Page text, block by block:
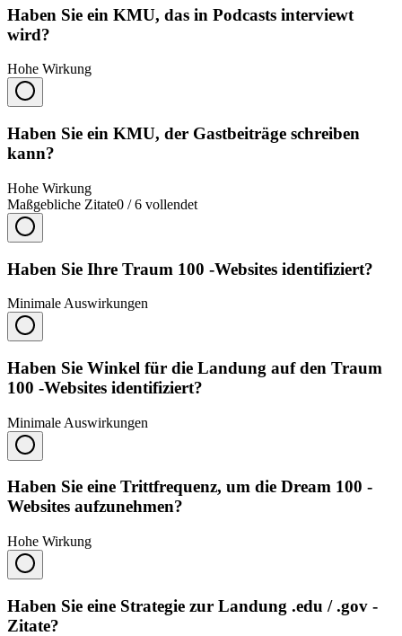
Haben Sie ein KMU, das in Podcasts interviewt
wird?
Hohe Wirkung
Haben Sie ein KMU, der Gastbeiträge schreiben
kann?
Hohe Wirkung
Maßgebliche Zitate0 / 6 vollendet
Haben Sie Ihre Traum 100 -Websites identifiziert?
Minimale Auswirkungen
Haben Sie Winkel für die Landung auf den Traum
100 -Websites identifiziert?
Minimale Auswirkungen
Haben Sie eine Trittfrequenz, um die Dream 100 -
Websites aufzunehmen?
Hohe Wirkung
Haben Sie eine Strategie zur Landung .edu / .gov -
Zitate?